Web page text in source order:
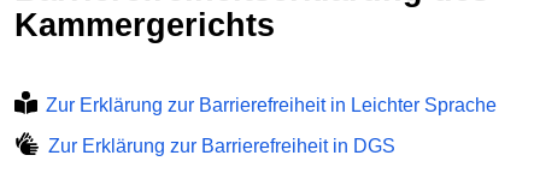
Kammergerichts
Zur Erklärung zur Barrierefreiheit in Leichter Sprache
Zur Erklärung zur Barrierefreiheit in DGS